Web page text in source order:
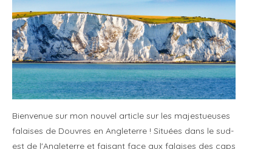
Bienvenue sur mon nouvel article sur les majestueuses
falaises de Douvres en Angleterre ! Situées dans le sud-
est de l'Angleterre et faisant face aux falaises des caps